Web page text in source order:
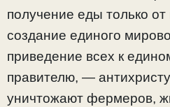
получение еды только от
создание единого
приведение всех к
правителю, —
уничтожают фермеров,